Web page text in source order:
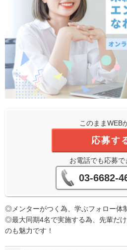
このままWEB
応募す
お電話でも応募で
03-6682-
◎メンターがつく為、学ぶフォロー体
◎最大同期4名で実施する為、先輩だ
のも魅力です！